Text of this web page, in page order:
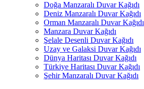
Doğa Manzaralı Duvar Kağıdı
Deniz Manzaralı Duvar Kağıdı
Orman Manzaralı Duvar Kağıdı
Manzara Duvar Kağıdı
Şelale Desenli Duvar Kağıdı
Uzay ve Galaksi Duvar Kağıdı
Dünya Haritası Duvar Kağıdı
Türkiye Haritası Duvar Kağıdı
Şehir Manzaralı Duvar Kağıdı